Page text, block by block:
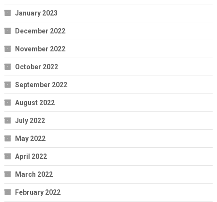
January 2023
December 2022
November 2022
October 2022
September 2022
August 2022
July 2022
May 2022
April 2022
March 2022
February 2022